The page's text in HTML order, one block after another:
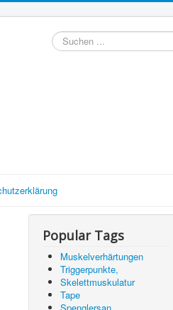
Suchen
Popular Tags
Muskelverhärtungen
Triggerpunkte,
Skelettmuskulatur
Tape